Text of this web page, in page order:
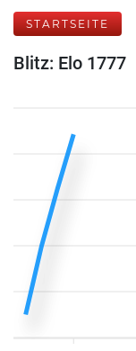
STARTSEITE
Blitz: Elo 1777